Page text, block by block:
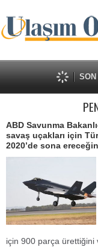
ABD Savunma
savaş uçakları için
2020’de sona
için 900 parça ürettiğini